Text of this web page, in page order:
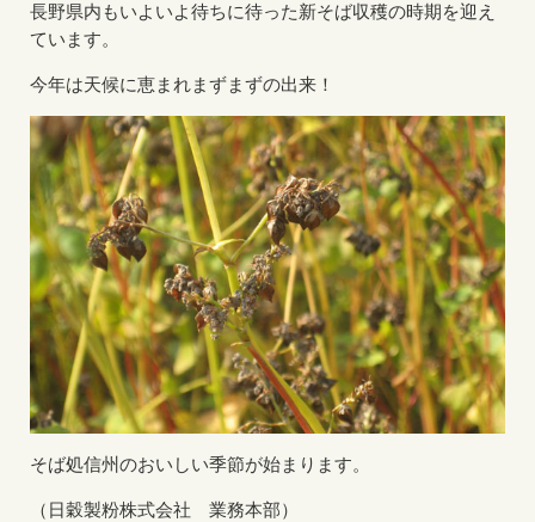
長野県内もいよいよ待ちに待った新そば収穫の時期を迎え
ています。
今年は天候に恵まれまずまずの出来！
そば処信州のおいしい季節が始まります。
（日穀製粉株式会社 業務本部）